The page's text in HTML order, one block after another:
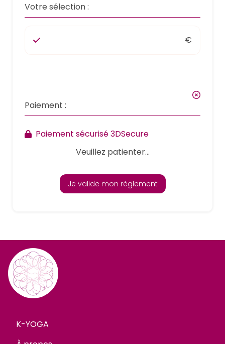
Votre sélection :
€
Paiement :
Paiement sécurisé 3DSecure
Veuillez patienter...
Je valide mon règlement
K-YOGA